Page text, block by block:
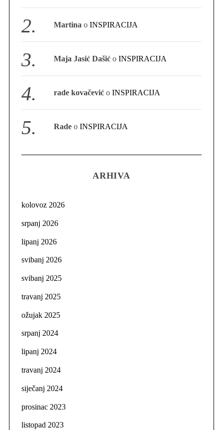
Martina oINSPIRACIJA
Maja Jasić Dašić oINSPIRACIJA
rade kovačević oINSPIRACIJA
Rade oINSPIRACIJA
ARHIVA
kolovoz 2026
srpanj 2026
lipanj 2026
svibanj 2026
svibanj 2025
travanj 2025
ožujak 2025
srpanj 2024
lipanj 2024
travanj 2024
siječanj 2024
prosinac 2023
listopad 2023
a
c
h
o
r